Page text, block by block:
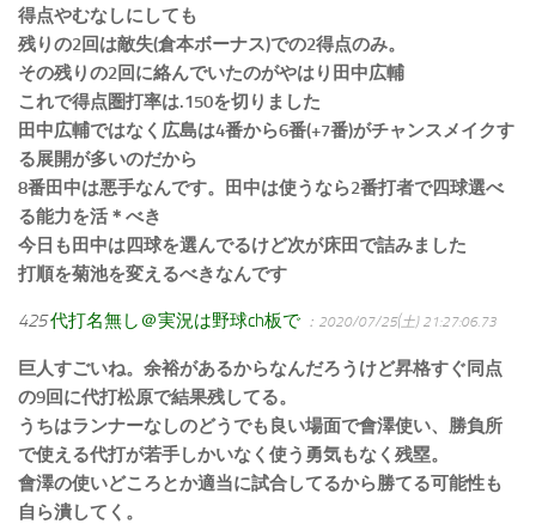
得点やむなしにしても
残りの2回は敵失(倉本ボーナス)での2得点のみ。
その残りの2回に絡んでいたのがやはり田中広輔
これで得点圏打率は.150を切りました
田中広輔ではなく広島は4番から6番(+7番)がチャンスメイクす
る展開が多いのだから
8番田中は悪手なんです。田中は使うなら2番打者で四球選べ
る能力を活＊べき
今日も田中は四球を選んでるけど次が床田で詰みました
打順を菊池を変えるべきなんです
425代打名無し＠実況は野球ch板で ：2020/07/25(土) 21:27:06.73
巨人すごいね。余裕があるからなんだろうけど昇格すぐ同点
の9回に代打松原で結果残してる。
うちはランナーなしのどうでも良い場面で會澤使い、勝負所
で使える代打が若手しかいなく使う勇気もなく残塁。
會澤の使いどころとか適当に試合してるから勝てる可能性も
自ら潰してく。